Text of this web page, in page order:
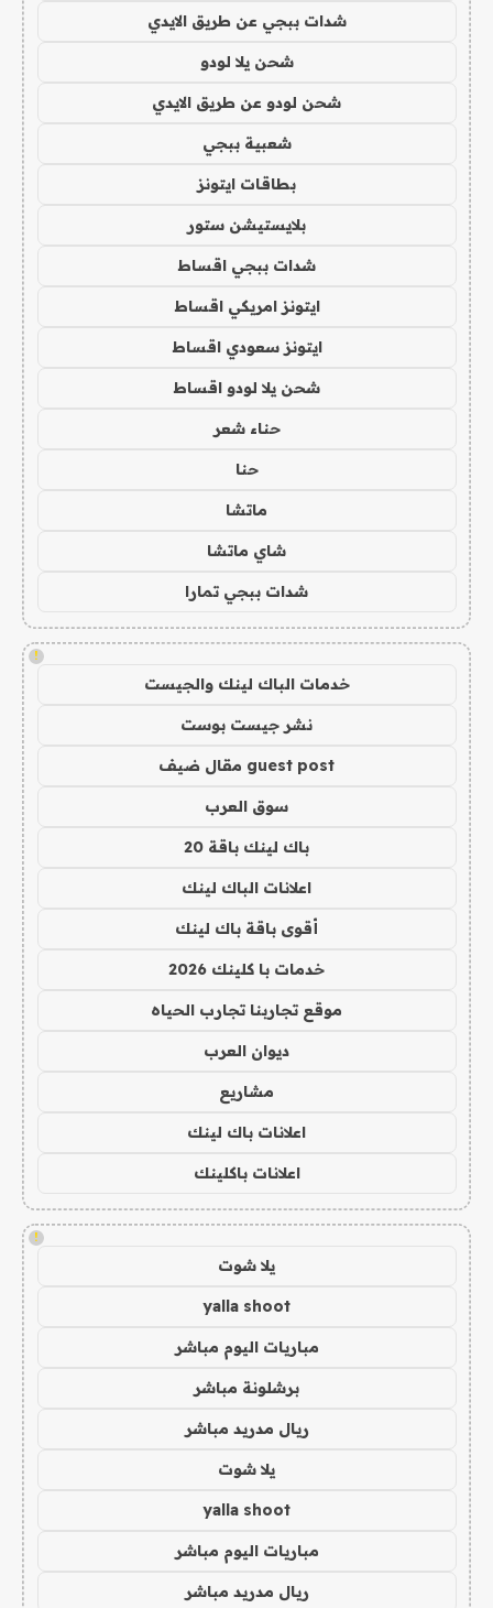
شدات ببجي عن طريق الايدي
شحن يلا لودو
شحن لودو عن طريق الايدي
شعبية ببجي
بطاقات ايتونز
بلايستيشن ستور
شدات ببجي اقساط
ايتونز امريكي اقساط
ايتونز سعودي اقساط
شحن يلا لودو اقساط
حناء شعر
حنا
ماتشا
شاي ماتشا
شدات ببجي تمارا
!
خدمات الباك لينك والجيست
نشر جيست بوست
guest post مقال ضيف
سوق العرب
باك لينك باقة 20
اعلانات الباك لينك
أقوى باقة باك لينك
خدمات با كلينك 2026
موقع تجاربنا تجارب الحياه
ديوان العرب
مشاريع
اعلانات باك لينك
اعلانات باكلينك
!
يلا شوت
yalla shoot
مباريات اليوم مباشر
برشلونة مباشر
ريال مدريد مباشر
يلا شوت
yalla shoot
مباريات اليوم مباشر
ريال مدريد مباشر